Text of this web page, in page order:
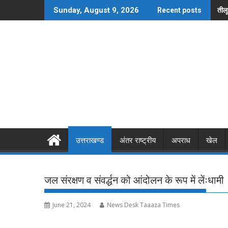
to
Sunday, August 9, 2026 Recent posts
उत्तराखण्ड अंतर राष्ट्रीय अपराध खेल
जल संरक्षण व संवर्द्धन को आंदोलन के रूप में लेंःधामी
June 21, 2024 News Desk Taaaza Times